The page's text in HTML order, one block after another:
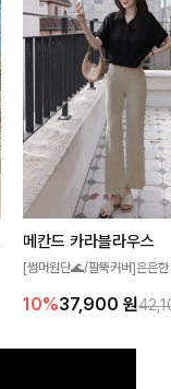
메칸드 카라블라우스
[썸머원단🌊/팔뚝커버]은은
세련된 무드를 연출해주는 블
은 베이직한 디자인!
10%37,900 원